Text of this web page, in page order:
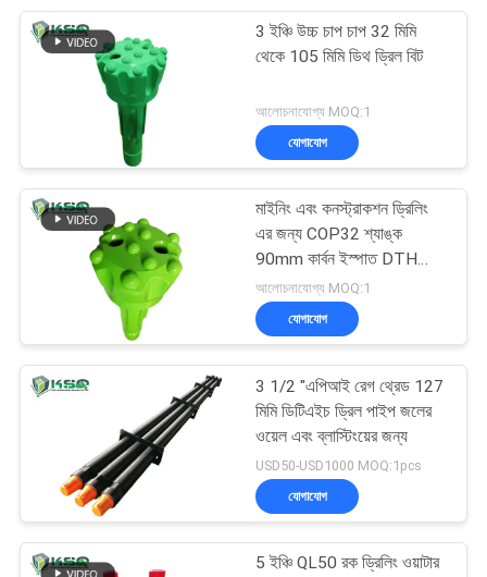
3 ইঞ্চি উচ্চ চাপ চাপ 32 মিমি
থেকে 105 মিমি ডিথ ড্রিল বিট
আলোচনাযোগ্য MOQ:1
যোগাযোগ
মাইনিং এবং কনস্ট্রাকশন ড্রিলিং
এর জন্য COP32 শ্যাঙ্ক
90mm কার্বন ইস্পাত DTH
ড্রিল বিট
আলোচনাযোগ্য MOQ:1
যোগাযোগ
3 1/2 "এপিআই রেগ থ্রেড 127
মিমি ডিটিএইচ ড্রিল পাইপ জলের
ওয়েল এবং ব্লাস্টিংয়ের জন্য
USD50-USD1000 MOQ:1pcs
যোগাযোগ
5 ইঞ্চি QL50 রক ড্রিলিং ওয়াটার